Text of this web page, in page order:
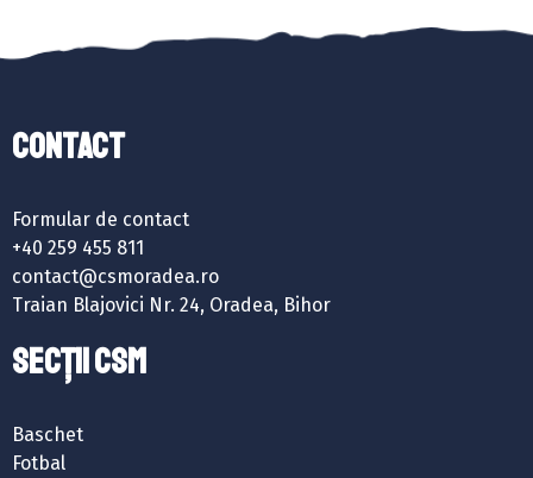
Contact
Formular de contact
+40 259 455 811
contact@csmoradea.ro
Traian Blajovici Nr. 24, Oradea, Bihor
SECȚII CSM
Baschet
Fotbal